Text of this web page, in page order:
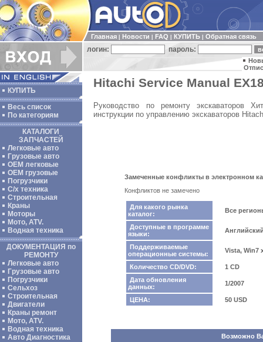
Главная Новости FAQ КУПИТЬ Обратная связь
логин: пароль:
КУПИТЬ
Весь список
По категориям
КАТАЛОГИ
ЗАПЧАСТЕЙ
Легковые авто
Грузовые авто
ОЕМ легковые
OEM грузовые
Погрузчики
С/х техника
Строительная
Краны
Моторы
Мото, ATV.
Водная техника
ДОКУМЕНТАЦИЯ по
РЕМОНТУ
Легковые авто
Грузовые авто
Погрузчики
Сельхоз
Строительная
Двигатели
Краны ремонт
Мото, ATV.
Водная техника
Авто Диагностика
Hitachi Service Manual
Руководство по ремонту экскаваторов
инструкции по управлению экскаваторов
Замеченные конфликты в электронном
Конфликтов не замечено
Для какого рынка
каталог:
Все
Доступные в программе
языки:
Поддерживаемые
операционные системы:
Vista, Win7
Количество CD/DVD:
1 CD
Дата обновления
данных:
1/2007
ЦЕНА: 50 USD
Возможно